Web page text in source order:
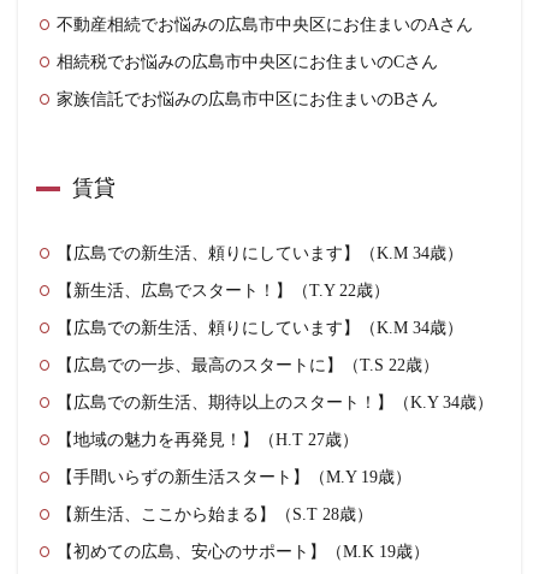
不動産相続でお悩みの広島市中央区にお住まいのAさん
相続税でお悩みの広島市中央区にお住まいのCさん
家族信託でお悩みの広島市中区にお住まいのBさん
賃貸
【広島での新生活、頼りにしています】（K.M 34歳）
【新生活、広島でスタート！】（T.Y 22歳）
【広島での新生活、頼りにしています】（K.M 34歳）
【広島での一歩、最高のスタートに】（T.S 22歳）
【広島での新生活、期待以上のスタート！】（K.Y 34歳）
【地域の魅力を再発見！】（H.T 27歳）
【手間いらずの新生活スタート】（M.Y 19歳）
【新生活、ここから始まる】（S.T 28歳）
【初めての広島、安心のサポート】（M.K 19歳）